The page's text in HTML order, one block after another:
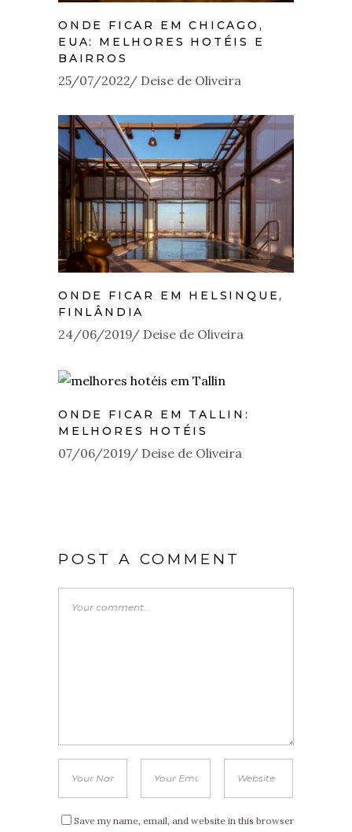
ONDE FICAR EM CHICAGO,
EUA: MELHORES HOTÉIS E
BAIRROS
25/07/2022 Deise de Oliveira
ONDE FICAR EM HELSINQUE,
FINLÂNDIA
24/06/2019 Deise de Oliveira
ONDE FICAR EM TALLIN:
MELHORES HOTÉIS
07/06/2019 Deise de Oliveira
POST A COMMENT
Save my name, email, and website in this browser